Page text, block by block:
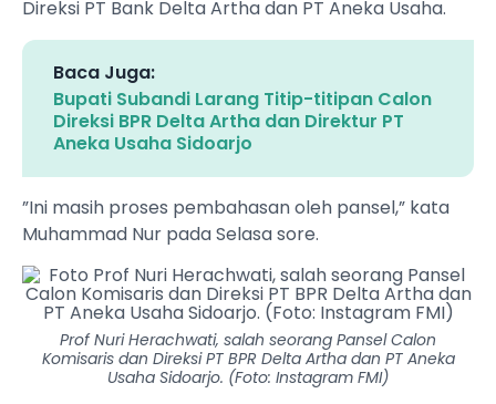
Direksi PT Bank Delta Artha dan PT Aneka Usaha.
Baca Juga:
Bupati Subandi Larang Titip-titipan Calon
Direksi BPR Delta Artha dan Direktur PT
Aneka Usaha Sidoarjo
”Ini masih proses pembahasan oleh pansel,” kata
Muhammad Nur pada Selasa sore.
Prof Nuri Herachwati, salah seorang Pansel Calon
Komisaris dan Direksi PT BPR Delta Artha dan PT Aneka
Usaha Sidoarjo. (Foto: Instagram FMI)